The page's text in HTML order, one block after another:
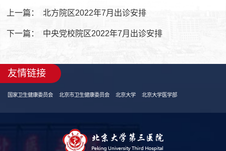
上一篇： 北方院区2022年7月出诊安排
下一篇： 中央党校院区2022年7月出诊安排
友情链接
国家卫生健康委员会 北京市卫生健康委员会 北京大学 北京大学医学部